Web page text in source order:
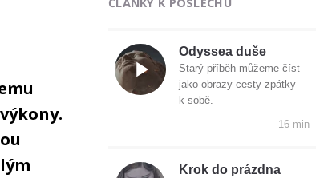
Odyssea duše
Starý příběh můžeme číst
jako obrazy cesty zpátky
k sobě.
16 min
Krok do prázdna